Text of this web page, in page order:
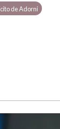
de Adorni